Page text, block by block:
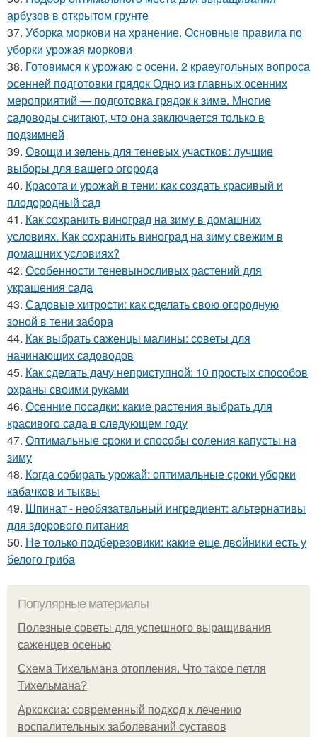
арбузов в открытом грунте
37. Уборка моркови на хранение. Основные правила по
уборки урожая моркови
38. Готовимся к урожаю с осени. 2 краеугольных вопроса
осенней подготовки грядок Одно из главных осенних
мероприятий — подготовка грядок к зиме. Многие
садоводы считают, что она заключается только в
подзимней
39. Овощи и зелень для теневых участков: лучшие
выборы для вашего огорода
40. Красота и урожай в тени: как создать красивый и
плодородный сад
41. Как сохранить виноград на зиму в домашних
условиях. Как сохранить виноград на зиму свежим в
домашних условиях?
42. Особенности теневыносливых растений для
украшения сада
43. Садовые хитрости: как сделать свою огородную
зоной в тени забора
44. Как выбрать саженцы малины: советы для
начинающих садоводов
45. Как сделать дачу неприступной: 10 простых способов
охраны своими руками
46. Осенние посадки: какие растения выбрать для
красивого сада в следующем году
47. Оптимальные сроки и способы соления капусты на
зиму
48. Когда собирать урожай: оптимальные сроки уборки
кабачков и тыквы
49. Шпинат - необязательный ингредиент: альтернативы
для здорового питания
50. Не только подберезовики: какие еще двойники есть у
белого гриба
Популярные материалы
Полезные советы для успешного выращивания
саженцев осенью
Схема Тихельмана отопления. Что такое петля
Тихельмана?
Аркоксиа: современный подход к лечению
воспалительных заболеваний суставов